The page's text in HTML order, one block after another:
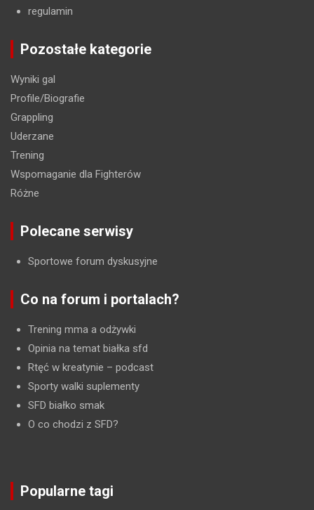
regulamin
Pozostałe kategorie
Wyniki gal
Profile/Biografie
Grappling
Uderzane
Trening
Wspomaganie dla Fighterów
Różne
Polecane serwisy
Sportowe forum dyskusyjne
Co na forum i portalach?
Trening mma a odżywki
Opinia na temat białka sfd
Rtęć w kreatynie – podcast
Sporty walki suplementy
SFD białko smak
O co chodzi z SFD?
Popularne tagi